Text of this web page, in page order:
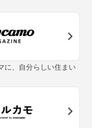
に、自分らしい住まい